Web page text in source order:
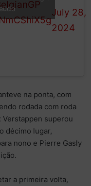
July 28,
2024
na ponta, com
rodada com roda
superou
décimo lugar,
nono e Pierre Gasly
a primeira volta,